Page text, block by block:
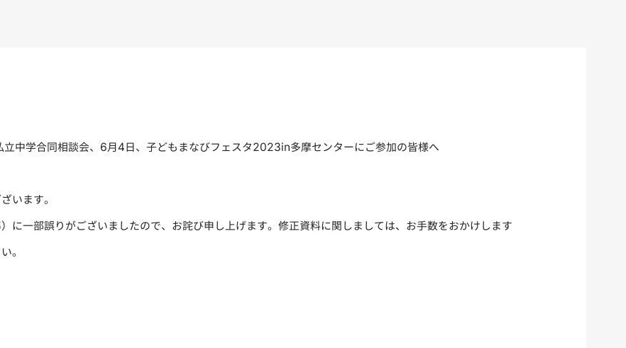
中学合同相談会、6月4日、子どもまなびフェスタ2023in多摩センターにご参加の皆様へ
います。
に一部誤りがございましたので、お詫び申し上げます。修正資料に関しましては、お手数をおかけします
。